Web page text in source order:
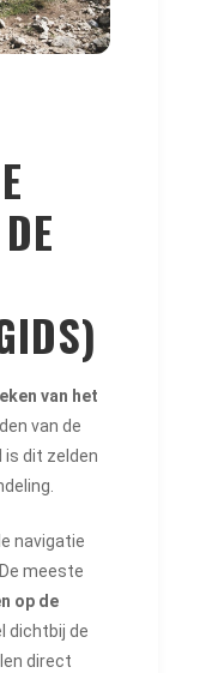
van het
van de
is dit zelden
navigatie
meeste
op de
dichtbij de
direct